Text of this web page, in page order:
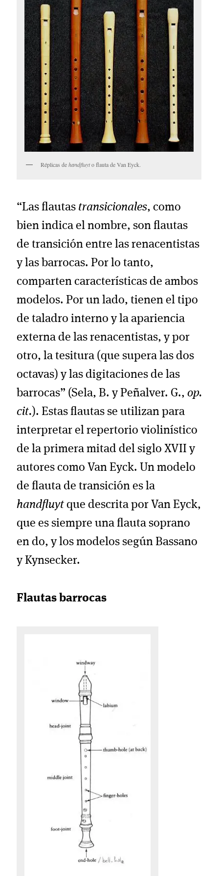
Réplicas dehandfluyto flauta de Van Eyck.
“Las flautas transicionales, como
bien indica el nombre, son flautas
de transición entre las renacentistas
y las barrocas. Por lo tanto,
comparten características de ambos
modelos. Por un lado, tienen el tipo
de taladro interno y la apariencia
externa de las renacentistas, y por
otro, la tesitura (que supera las dos
octavas) y las digitaciones de las
barrocas” (Sela, B. y Peñalver. G.,op.
cit.). Estas flautas se utilizan para
interpretar el repertorio violinístico
de la primera mitad del siglo XVII y
autores como Van Eyck. Un modelo
de flauta de transición es la
handfluyt que descrita por Van Eyck,
que es siempre una flauta soprano
en do, y los modelos según Bassano
y Kynsecker.
Flautas barrocas